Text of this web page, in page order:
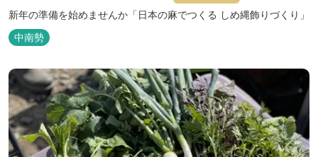
新年の準備を始めませんか「日本の麻でつくる しめ縄飾りづくり」
中南勢